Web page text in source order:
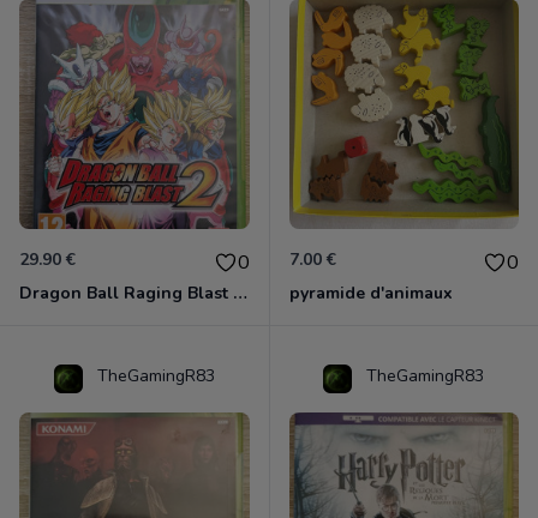
29.90 € 0
Dragon Ball Raging Blast 2 Xbox 360
7.00 € 0
pyramide d'animaux
TheGamingR83 TheGamingR83